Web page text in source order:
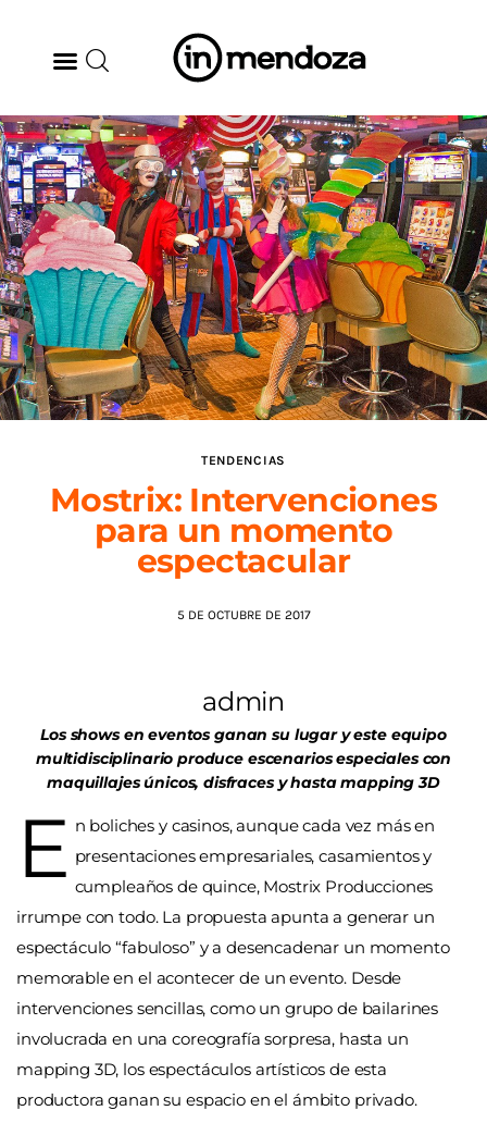
BODEGAS
GASTRONOMÍA
ARTE & CULTURA
MÚSICA
DÓNDE IR
TENDENCIAS
AGENDA
TENDENCIAS
Mostrix: Intervenciones
para un momento
espectacular
5 DE OCTUBRE DE 2017
admin
Los shows en eventos ganan su lugar y este equipo
multidisciplinario produce escenarios especiales con
maquillajes únicos, disfraces y hasta mapping 3D
E n boliches y casinos, aunque cada vez más en
presentaciones empresariales, casamientos y
cumpleaños de quince, Mostrix Producciones
irrumpe con todo. La propuesta apunta a generar un
espectáculo “fabuloso” y a desencadenar un momento
memorable en el acontecer de un evento. Desde
intervenciones sencillas, como un grupo de bailarines
involucrada en una coreografía sorpresa, hasta un
mapping 3D, los espectáculos artísticos de esta
productora ganan su espacio en el ámbito privado.